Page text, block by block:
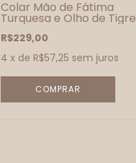
Colar Mão de Fátima
Turquesa e Olho de Tigre
R$229,00
4 x de R$57,25 sem juros